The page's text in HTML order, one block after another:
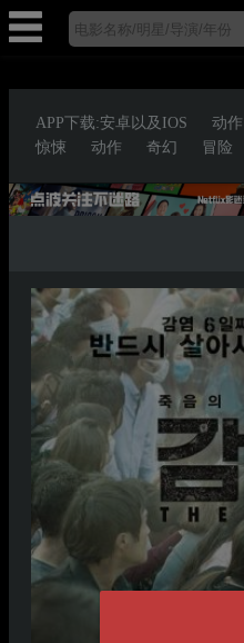
APP下载:安卓以及IOS 动作
惊悚
动作 奇幻 冒险